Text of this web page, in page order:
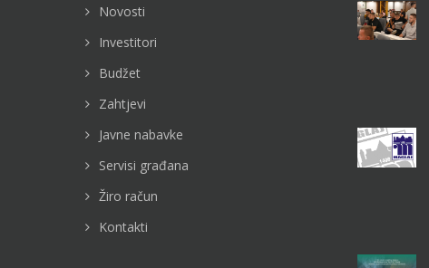
Novosti
Investitori
Budžet
Zahtjevi
Javne nabavke
Servisi građana
Žiro račun
Kontakti